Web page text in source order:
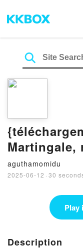
Martingale,
médicales
Urologie,
Gériatrie,
aguthamomidu
2025-06-12 · 30
Play
Description